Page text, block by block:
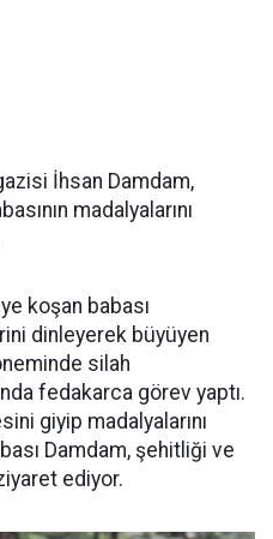
İhsan Damdam,
madalyalarını
koşan babası
dinleyerek büyüyen
silah
fedakarca görev yaptı.
giyip madalyalarını
Damdam, şehitliği ve
ediyor.